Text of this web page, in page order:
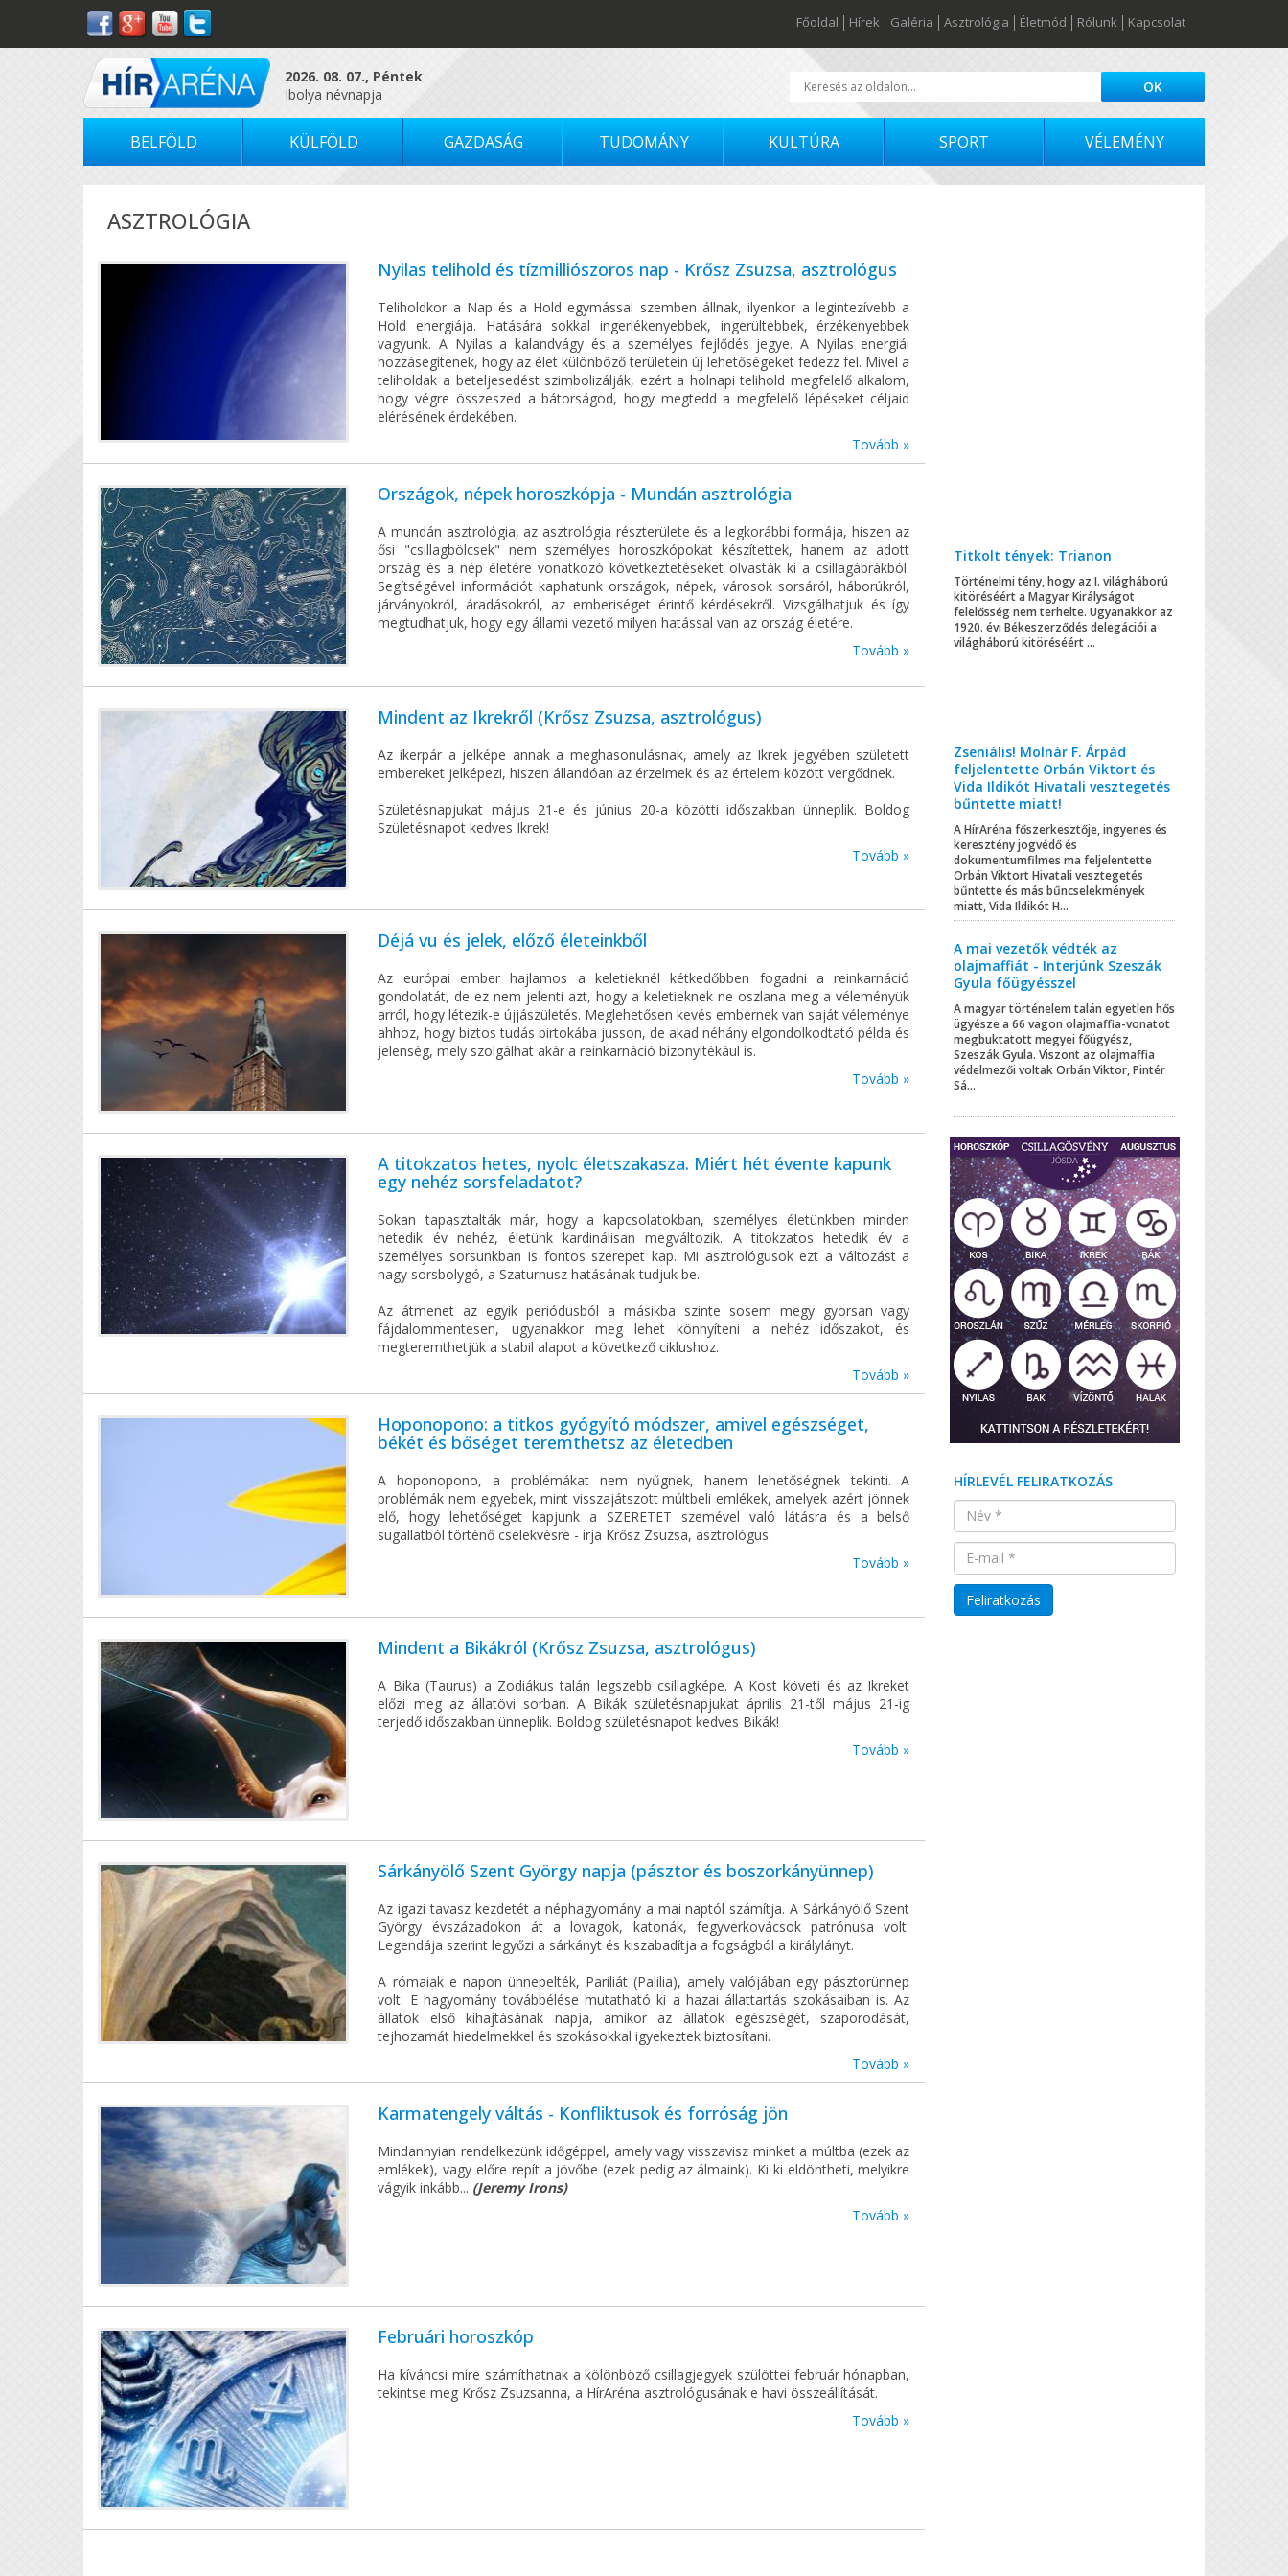
Főoldal Hírek Galéria Asztrológia Életmód Rólunk Kapcsolat
2026. 08. 07., Péntek
Ibolya névnapja
BELFÖLD KÜLFÖLD GAZDASÁG TUDOMÁNY KULTÚRA SPORT VÉLEMÉNY
ASZTROLÓGIA
Nyilas telihold és tízmilliószoros nap - Krősz Zsuzsa, asztrológus
Teliholdkor a Nap és a Hold egymással szemben állnak, ilyenkor a legintezívebb a
Hold energiája. Hatására sokkal ingerlékenyebbek, ingerültebbek, érzékenyebbek
vagyunk. A Nyilas a kalandvágy és a személyes fejlődés jegye. A Nyilas energiái
hozzásegítenek, hogy az élet különböző területein új lehetőségeket fedezz fel. Mivel a
teliholdak a beteljesedést szimbolizálják, ezért a holnapi telihold megfelelő alkalom,
hogy végre összeszed a bátorságod, hogy megtedd a megfelelő lépéseket céljaid
elérésének érdekében.
Tovább »
Országok, népek horoszkópja - Mundán asztrológia
A mundán asztrológia, az asztrológia részterülete és a legkorábbi formája, hiszen az
ősi "csillagbölcsek" nem személyes horoszkópokat készítettek, hanem az adott
ország és a nép életére vonatkozó következtetéseket olvasták ki a csillagábrákból.
Segítségével információt kaphatunk országok, népek, városok sorsáról, háborúkról,
járványokról, áradásokról, az emberiséget érintő kérdésekről. Vizsgálhatjuk és így
megtudhatjuk, hogy egy állami vezető milyen hatással van az ország életére.
Tovább »
Mindent az Ikrekről (Krősz Zsuzsa, asztrológus)
Az ikerpár a jelképe annak a meghasonulásnak, amely az Ikrek jegyében született
embereket jelképezi, hiszen állandóan az érzelmek és az értelem között vergődnek.
Születésnapjukat május 21-e és június 20-a közötti időszakban ünneplik. Boldog
Születésnapot kedves Ikrek!
Tovább »
Déjá vu és jelek, előző életeinkből
Az európai ember hajlamos a keletieknél kétkedőbben fogadni a reinkarnáció
gondolatát, de ez nem jelenti azt, hogy a keletieknek ne oszlana meg a véleményük
arról, hogy létezik-e újjászületés. Meglehetősen kevés embernek van saját véleménye
ahhoz, hogy biztos tudás birtokába jusson, de akad néhány elgondolkodtató példa és
jelenség, mely szolgálhat akár a reinkarnáció bizonyítékául is.
Tovább »
A titokzatos hetes, nyolc életszakasza. Miért hét évente kapunk
egy nehéz sorsfeladatot?
Sokan tapasztalták már, hogy a kapcsolatokban, személyes életünkben minden
hetedik év nehéz, életünk kardinálisan megváltozik. A titokzatos hetedik év a
személyes sorsunkban is fontos szerepet kap. Mi asztrológusok ezt a változást a
nagy sorsbolygó, a Szaturnusz hatásának tudjuk be.
Az átmenet az egyik periódusból a másikba szinte sosem megy gyorsan vagy
fájdalommentesen, ugyanakkor meg lehet könnyíteni a nehéz időszakot, és
megteremthetjük a stabil alapot a következő ciklushoz.
Tovább »
Hoponopono: a titkos gyógyító módszer, amivel egészséget,
békét és bőséget teremthetsz az életedben
A hoponopono, a problémákat nem nyűgnek, hanem lehetőségnek tekinti. A
problémák nem egyebek, mint visszajátszott múltbeli emlékek, amelyek azért jönnek
elő, hogy lehetőséget kapjunk a SZERETET szemével való látásra és a belső
sugallatból történő cselekvésre - írja Krősz Zsuzsa, asztrológus.
Tovább »
Mindent a Bikákról (Krősz Zsuzsa, asztrológus)
A Bika (Taurus) a Zodiákus talán legszebb csillagképe. A Kost követi és az Ikreket
előzi meg az állatövi sorban. A Bikák születésnapjukat április 21-től május 21-ig
terjedő időszakban ünneplik. Boldog születésnapot kedves Bikák!
Tovább »
Sárkányölő Szent György napja (pásztor és boszorkányünnep)
Az igazi tavasz kezdetét a néphagyomány a mai naptól számítja. A Sárkányölő Szent
György évszázadokon át a lovagok, katonák, fegyverkovácsok patrónusa volt.
Legendája szerint legyőzi a sárkányt és kiszabadítja a fogságból a királylányt.
A rómaiak e napon ünnepelték, Pariliát (Palilia), amely valójában egy pásztorünnep
volt. E hagyomány továbbélése mutatható ki a hazai állattartás szokásaiban is. Az
állatok első kihajtásának napja, amikor az állatok egészségét, szaporodását,
tejhozamát hiedelmekkel és szokásokkal igyekeztek biztosítani.
Tovább »
Karmatengely váltás - Konfliktusok és forróság jön
Mindannyian rendelkezünk időgéppel, amely vagy visszavisz minket a múltba (ezek az
emlékek), vagy előre repít a jövőbe (ezek pedig az álmaink). Ki ki eldöntheti, melyikre
vágyik inkább... (Jeremy Irons)
Tovább »
Februári horoszkóp
Ha kíváncsi mire számíthatnak a kölönböző csillagjegyek szülöttei február hónapban,
tekintse meg Krősz Zsuzsanna, a HírAréna asztrológusának e havi összeállítását.
Tovább »
Titkolt tények: Trianon
Történelmi tény, hogy az I. világháború
kitöréséért a Magyar Királyságot
felelősség nem terhelte. Ugyanakkor az
1920. évi Békeszerződés delegációi a
világháború kitöréséért ...
Zseniális! Molnár F. Árpád
feljelentette Orbán Viktort és
Vida Ildikót Hivatali vesztegetés
bűntette miatt!
A HírAréna főszerkesztője, ingyenes és
keresztény jogvédő és
dokumentumfilmes ma feljelentette
Orbán Viktort Hivatali vesztegetés
bűntette és más bűncselekmények
miatt, Vida Ildikót H...
A mai vezetők védték az
olajmaffiát - Interjúnk Szeszák
Gyula főügyésszel
A magyar történelem talán egyetlen hős
ügyésze a 66 vagon olajmaffia-vonatot
megbuktatott megyei főügyész,
Szeszák Gyula. Viszont az olajmaffia
védelmezői voltak Orbán Viktor, Pintér
Sá...
HÍRLEVÉL FELIRATKOZÁS